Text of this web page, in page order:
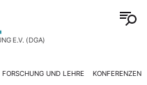
E.V. (DGA)
FORSCHUNG UND LEHRE KONFERENZEN